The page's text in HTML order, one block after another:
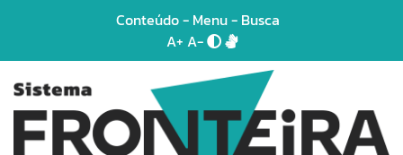
Conteúdo- Menu- Busca
A+ A-